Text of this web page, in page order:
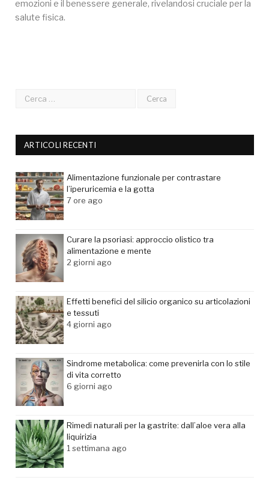
emozioni e il benessere generale, rivelandosi cruciale per la
salute fisica.
ARTICOLI RECENTI
Alimentazione funzionale per contrastare
l’iperuricemia e la gotta
7 ore ago
Curare la psoriasi: approccio olistico tra
alimentazione e mente
2 giorni ago
Effetti benefici del silicio organico su articolazioni
e tessuti
4 giorni ago
Sindrome metabolica: come prevenirla con lo stile
di vita corretto
6 giorni ago
Rimedi naturali per la gastrite: dall’aloe vera alla
liquirizia
1 settimana ago